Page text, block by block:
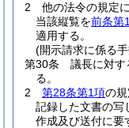
2
他の法令の規定
当該縦覧を前条第
適用する。
(開示請求に係る
第30条
議長に対す
る。
2
第28条第1項の
記録した文書の写
作成及び送付に要